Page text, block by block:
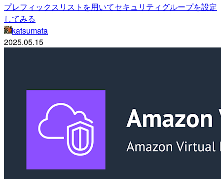
プレフィックスリストを用いてセキュリティグループを設定
してみる
katsumata
2025.05.15